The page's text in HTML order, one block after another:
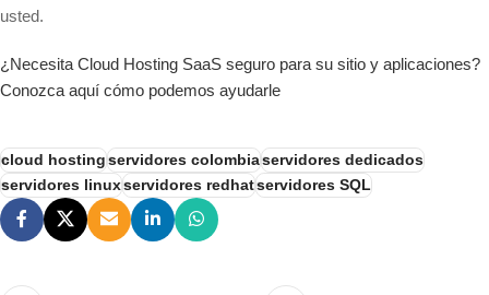
usted.
¿Necesita Cloud Hosting SaaS seguro para su sitio y aplicaciones?
Conozca aquí cómo podemos ayudarle
cloud hosting servidores colombiaservidores dedicados
servidores linuxservidores redhatservidores SQL